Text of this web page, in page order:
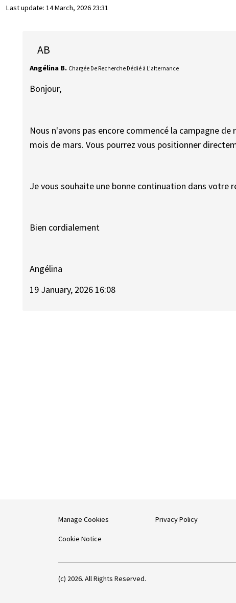
Last update: 14 March, 2026 23:31
AB
Angélina B. Chargée De Recherche Dédié à L'alternance
Bonjour,
Nous n'avons pas encore commencé la campagne
mois de mars. Vous pourrez vous positionner
Je vous souhaite une bonne continuation dans votre
Bien cordialement
Angélina
19 January, 2026 16:08
Manage Cookies
Cookie Notice
Privacy Policy
(c) 2026. All Rights Reserved.